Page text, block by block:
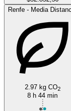
Renfe - Media
2.97 kg CO2
8 h 44 min